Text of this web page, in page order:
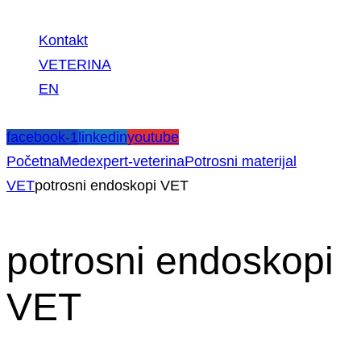
Kontakt
VETERINA
EN
facebook-1 linkedinyoutube
PočetnaMedexpert-veterinaPotrosni materijal
VETpotrosni endoskopi VET
potrosni endoskopi
VET